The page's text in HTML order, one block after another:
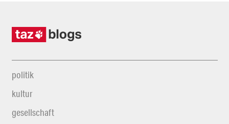
politik
kultur
gesellschaft